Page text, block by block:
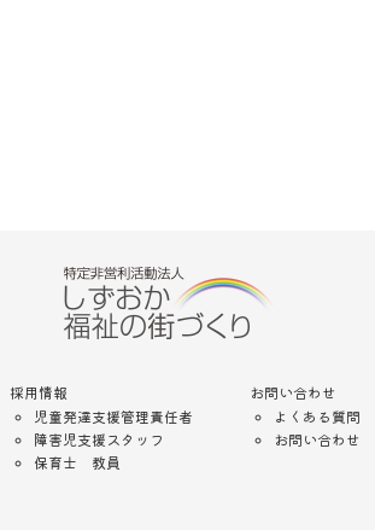
採用情報
児童発達支援管理責任者
障害児支援スタッフ
保育士 教員
お問い合わせ
よくある質問
お問い合わせ